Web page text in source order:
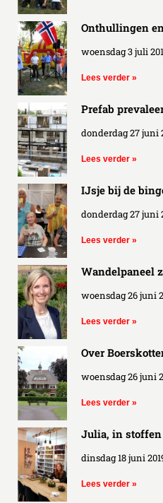
Onthullingen
woensdag 3 juli
Lees verder »
Prefab
donderdag 27 juni
Lees verder »
IJsje bij de
donderdag 27 juni
Lees verder »
Wandelpaneel
woensdag 26 juni
Lees verder »
Over
woensdag 26 juni
Lees verder »
Julia, in
dinsdag 18 juni
Lees verder »